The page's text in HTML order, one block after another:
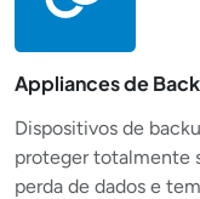
Appliances de
Dispositivos de
proteger totalmente
perda de dados e